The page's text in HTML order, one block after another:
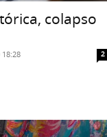
colapso
2